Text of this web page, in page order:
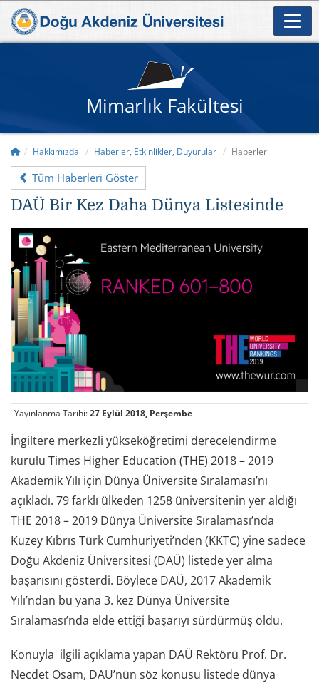
Mimarlık Fakültesi
Hakkımızda Haberler, Etkinlikler, Duyurular Haberler
Tüm Haberleri Göster
DAÜ Bir Kez Daha Dünya Listesinde
Yayınlanma Tarihi:27 Eylül 2018, Perşembe
İngiltere merkezli yükseköğretimi derecelendirme
kurulu Times Higher Education (THE) 2018 – 2019
Akademik Yılı için Dünya Üniversite Sıralaması’nı
açıkladı. 79 farklı ülkeden 1258 üniversitenin yer aldığı
THE 2018 – 2019 Dünya Üniversite Sıralaması’nda
Kuzey Kıbrıs Türk Cumhuriyeti’nden (KKTC) yine sadece
Doğu Akdeniz Üniversitesi (DAÜ) listede yer alma
başarısını gösterdi. Böylece DAÜ, 2017 Akademik
Yılı’ndan bu yana 3. kez Dünya Üniversite
Sıralaması’nda elde ettiği başarıyı sürdürmüş oldu.
Konuyla ilgili açıklama yapan DAÜ Rektörü Prof. Dr.
Necdet Osam, DAÜ’nün söz konusu listede dünya